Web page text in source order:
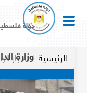
دولة
وزارة الرئيسية أخبار